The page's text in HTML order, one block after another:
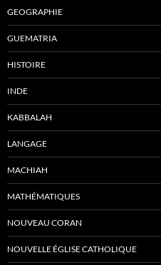
GEOGRAPHIE
GUEMATRIA
HISTOIRE
INDE
KABBALAH
LANGAGE
MACHIAH
MATHÉMATIQUES
NOUVEAU CORAN
NOUVELLE ÉGLISE CATHOLIQUE